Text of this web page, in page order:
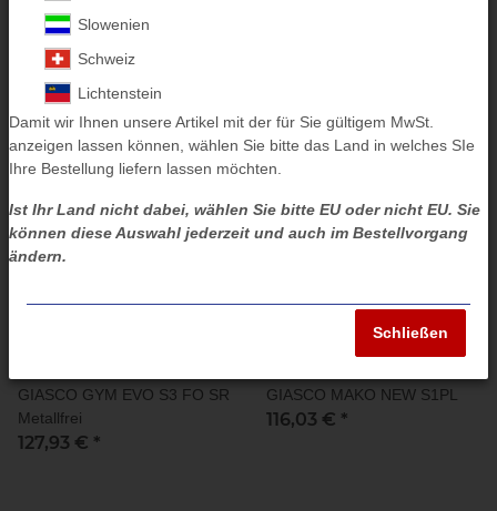
GIASCO GYM EVO S3 FO SR
Metallfrei
127,93 € *
GIASCO MAKO NEW S1PL
116,03 € *
Slowenien
Schweiz
Lichtenstein
Damit wir Ihnen unsere Artikel mit der für Sie gültigem MwSt.
anzeigen lassen können, wählen Sie bitte das Land in welches SIe
Ihre Bestellung liefern lassen möchten.
Ist Ihr Land nicht dabei, wählen Sie bitte EU oder nicht EU. Sie
können diese Auswahl jederzeit und auch im Bestellvorgang
ändern.
Schließen